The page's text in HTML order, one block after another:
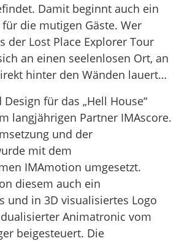
Damit beginnt auch ein
die mutigen Gäste. Wer
der Lost Place Explorer Tour
an einen seelenlosen Ort, an
hinter den Wänden lauert…
für das „Hell House“
langjährigen Partner IMAscore.
und der
mit dem
IMAmotion umgesetzt.
diesem auch ein
und in 3D visualisiertes Logo
Animatronic vom
beigesteuert. Die